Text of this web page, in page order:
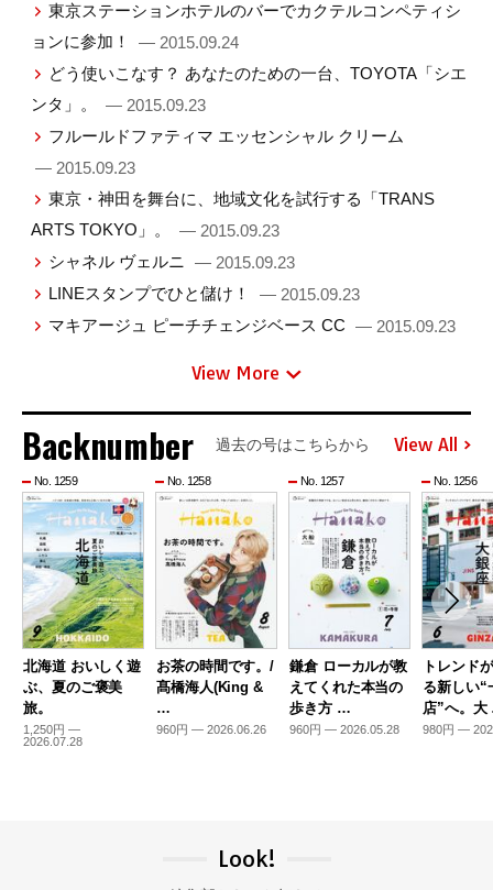
東京ステーションホテルのバーでカクテルコンペティシ
ョンに参加！
— 2015.09.24
どう使いこなす？ あなたのための一台、TOYOTA「シエ
ンタ」。
— 2015.09.23
フルールドファティマ エッセンシャル クリーム
— 2015.09.23
東京・神田を舞台に、地域文化を試行する「TRANS
ARTS TOKYO」。
— 2015.09.23
シャネル ヴェルニ — 2015.09.23
LINEスタンプでひと儲け！
— 2015.09.23
マキアージュ ピーチチェンジベース CC — 2015.09.23
View More
Backnumber 過去の号はこちらから View All
No. 1259
北海道 おいしく遊
ぶ、夏のご褒美
旅。
1,250円 —
2026.07.28
No. 1258
お茶の時間です。/
髙橋海人(King &
…
960円 — 2026.06.26
No. 1257
鎌倉 ローカルが教
えてくれた本当の
歩き方 …
960円 — 2026.05.28
No. 1256
トレンド
る新しい“
店”へ。
980円 —
Look!